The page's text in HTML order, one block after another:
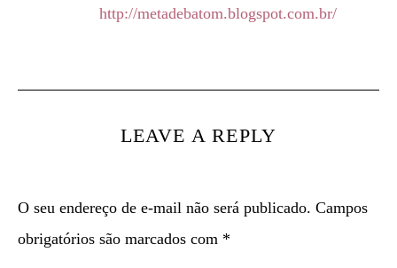
http://metadebatom.blogspot.com.br/
LEAVE A REPLY
O seu endereço de e-mail não será publicado. Campos
obrigatórios são marcados com *